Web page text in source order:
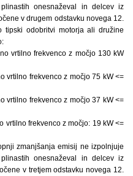
onesnaževal in delcev iz
v drugem odstavku novega 12.
tipski odobritvi motorja ali družine
vrtilno frekvenco z močjo 130 kW
vrtilno frekvenco z močjo 75 kW <=
vrtilno frekvenco z močjo 37 kW <=
vrtilno frekvenco z močjo: 19 kW <=
zmanjšanja emisij ne izpolnjuje
onesnaževal in delcev iz
v tretjem odstavku novega 12.